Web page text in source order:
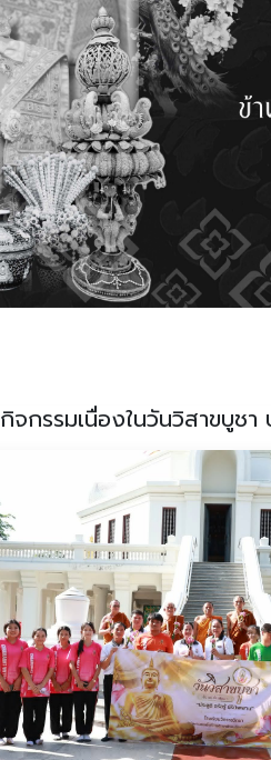
กิจกรรมเนื่องในวันวิสาขบูชา